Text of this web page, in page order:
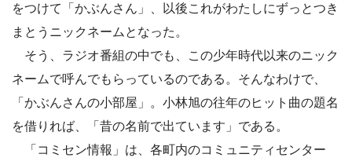
をつけて「かぶんさん」、以後これがわたしにずっとつき
まとうニックネームとなった。
そう、ラジオ番組の中でも、この少年時代以来のニック
ネームで呼んでもらっているのである。そんなわけで、
「かぶんさんの小部屋」。小林旭の往年のヒット曲の題名
を借りれば、「昔の名前で出ています」である。
「コミセン情報」は、各町内のコミュニティセンター